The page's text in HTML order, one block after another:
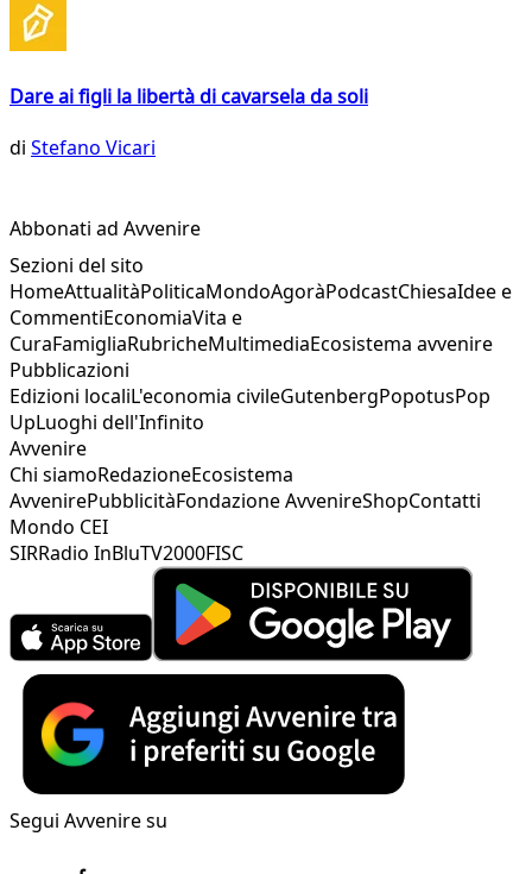
Dare ai figli la libertà di cavarsela da soli
di Stefano Vicari
Abbonati ad Avvenire
Sezioni del sito
HomeAttualitàPoliticaMondoAgoràPodcastChiesaIdee e
CommentiEconomiaVita e
CuraFamigliaRubricheMultimediaEcosistema avvenire
Pubblicazioni
Edizioni localiL'economia civileGutenbergPopotusPop
UpLuoghi dell'Infinito
Avvenire
Chi siamoRedazioneEcosistema
AvvenirePubblicitàFondazione AvvenireShopContatti
Mondo CEI
SIRRadio InBluTV2000FISC
Segui Avvenire su